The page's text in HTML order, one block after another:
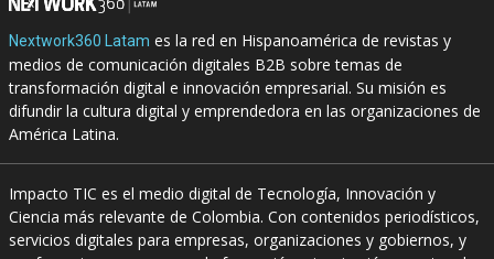
Nextwork360 Latam es la red en Hispanoamérica de revistas y
medios de comunicación digitales B2B sobre temas de
transformación digital e innovación empresarial. Su misión es
difundir la cultura digital y emprendedora en las organizaciones de
América Latina.
Impacto TIC es el medio digital de Tecnología, Innovación y
Ciencia más relevante de Colombia. Con contenidos periodísticos,
servicios digitales para empresas, organizaciones y gobiernos, y